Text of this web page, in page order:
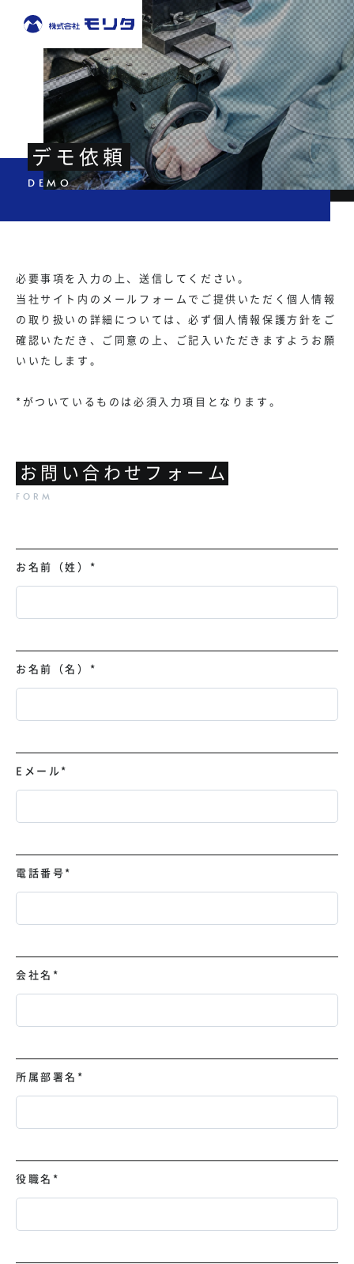
デモ依頼
必要事項を入力の上、送信してください。
当社サイト内のメールフォームでご提供いただく個人情報
の取り扱いの詳細については、必ず個人情報保護方針をご
確認いただき、ご同意の上、ご記入いただきますようお願
いいたします。
*がついているものは必須入力項目となります。
お問い合わせフォーム
お名前（姓） *
お名前（名） *
Eメール*
電話番号*
会社名 *
所属部署名 *
役職名 *